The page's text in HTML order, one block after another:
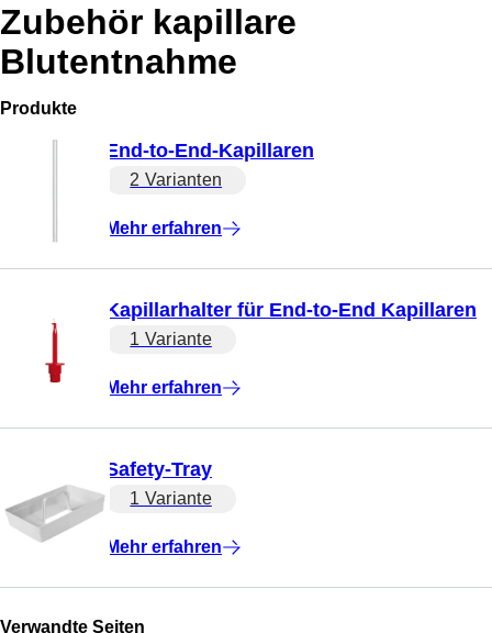
Zubehör kapillare
Blutentnahme
Produkte
End-to-End-Kapillaren
2 Varianten
Mehr erfahren
Kapillarhalter für End-to-End Kapillaren
1 Variante
Mehr erfahren
Safety-Tray
1 Variante
Mehr erfahren
Verwandte Seiten